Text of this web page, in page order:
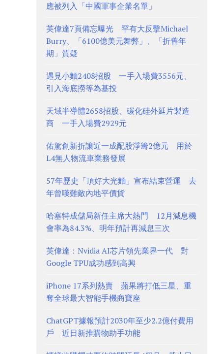
應被列入「中國軍事企業名單」
英偉達7頁備忘曝光 罕有大反擊Michael
Burry、「6100億美元舞弊」、「折舊年
期」質疑
遇見小麵2408招股 一手入場費3556元、
引入海底撈等為基投
天域半導體2658招股、碳化硅外延片製造
商 一手入場費2929元
佑駕創新折讓近一成配股淨籌2億元 用於
L4無人物流車業務發展
57年歷史「頂好大光麵」宣布結束營運 去
年曾嘆難敵內地平價貨
哈塞特成儲局新任主席大熱門 12月減息機
會率為84.3%、明年預計再減息三次
英偉達：Nvidia AI芯片領先業界一代 對
Google TPU成功感到高興
iPhone 17系列熱賣 蘋果將打低三星、重
奪全球最大智能手機商寶座
ChatGPT據報預計2030年至少2.2億付費用
戶 近日新推購物助手功能